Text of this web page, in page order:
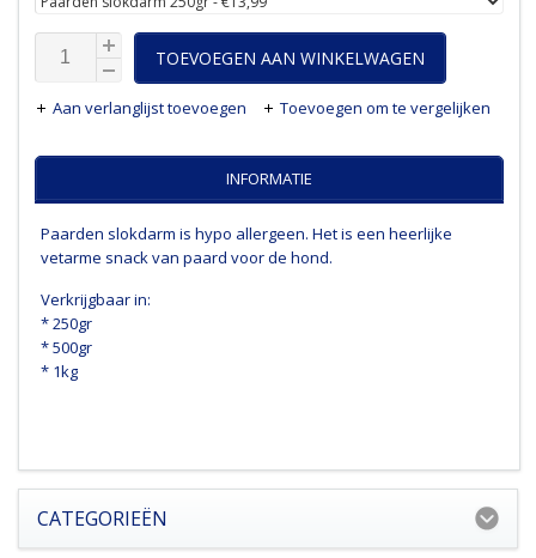
TOEVOEGEN AAN WINKELWAGEN
Aan verlanglijst toevoegen Toevoegen om te vergelijken
INFORMATIE
Paarden slokdarm is hypo allergeen. Het is een heerlijke
vetarme snack van paard voor de hond.
Verkrijgbaar in:
* 250gr
* 500gr
* 1kg
CATEGORIEËN